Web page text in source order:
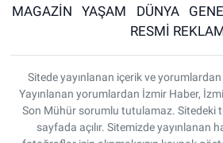
MAGAZİN
YAŞAM DÜNYA
RESMİ
Sitede yayınlanan içerik ve
Yayınlanan yorumlardan İzmir Haber,
Son Mühür sorumlu tutulamaz. Sitedeki
sayfada açılır. Sitemizde yayınlanan